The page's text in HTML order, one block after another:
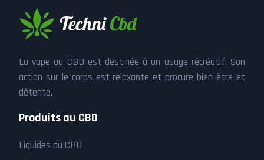
La vape au CBD est destinée à un usage récréatif. Son
action sur le corps est relaxante et procure bien-être et
détente.
Produits au CBD
Liquides au CBD